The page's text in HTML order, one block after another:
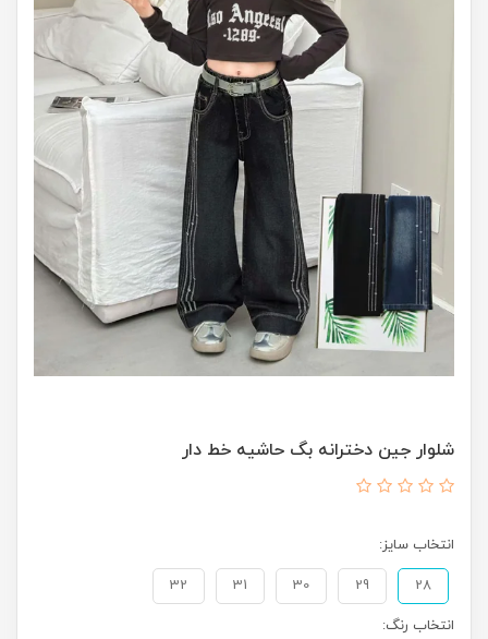
شلوار جین دخترانه بگ حاشیه خط دار
انتخاب سایز:
28
29
30
31
32
انتخاب رنگ: